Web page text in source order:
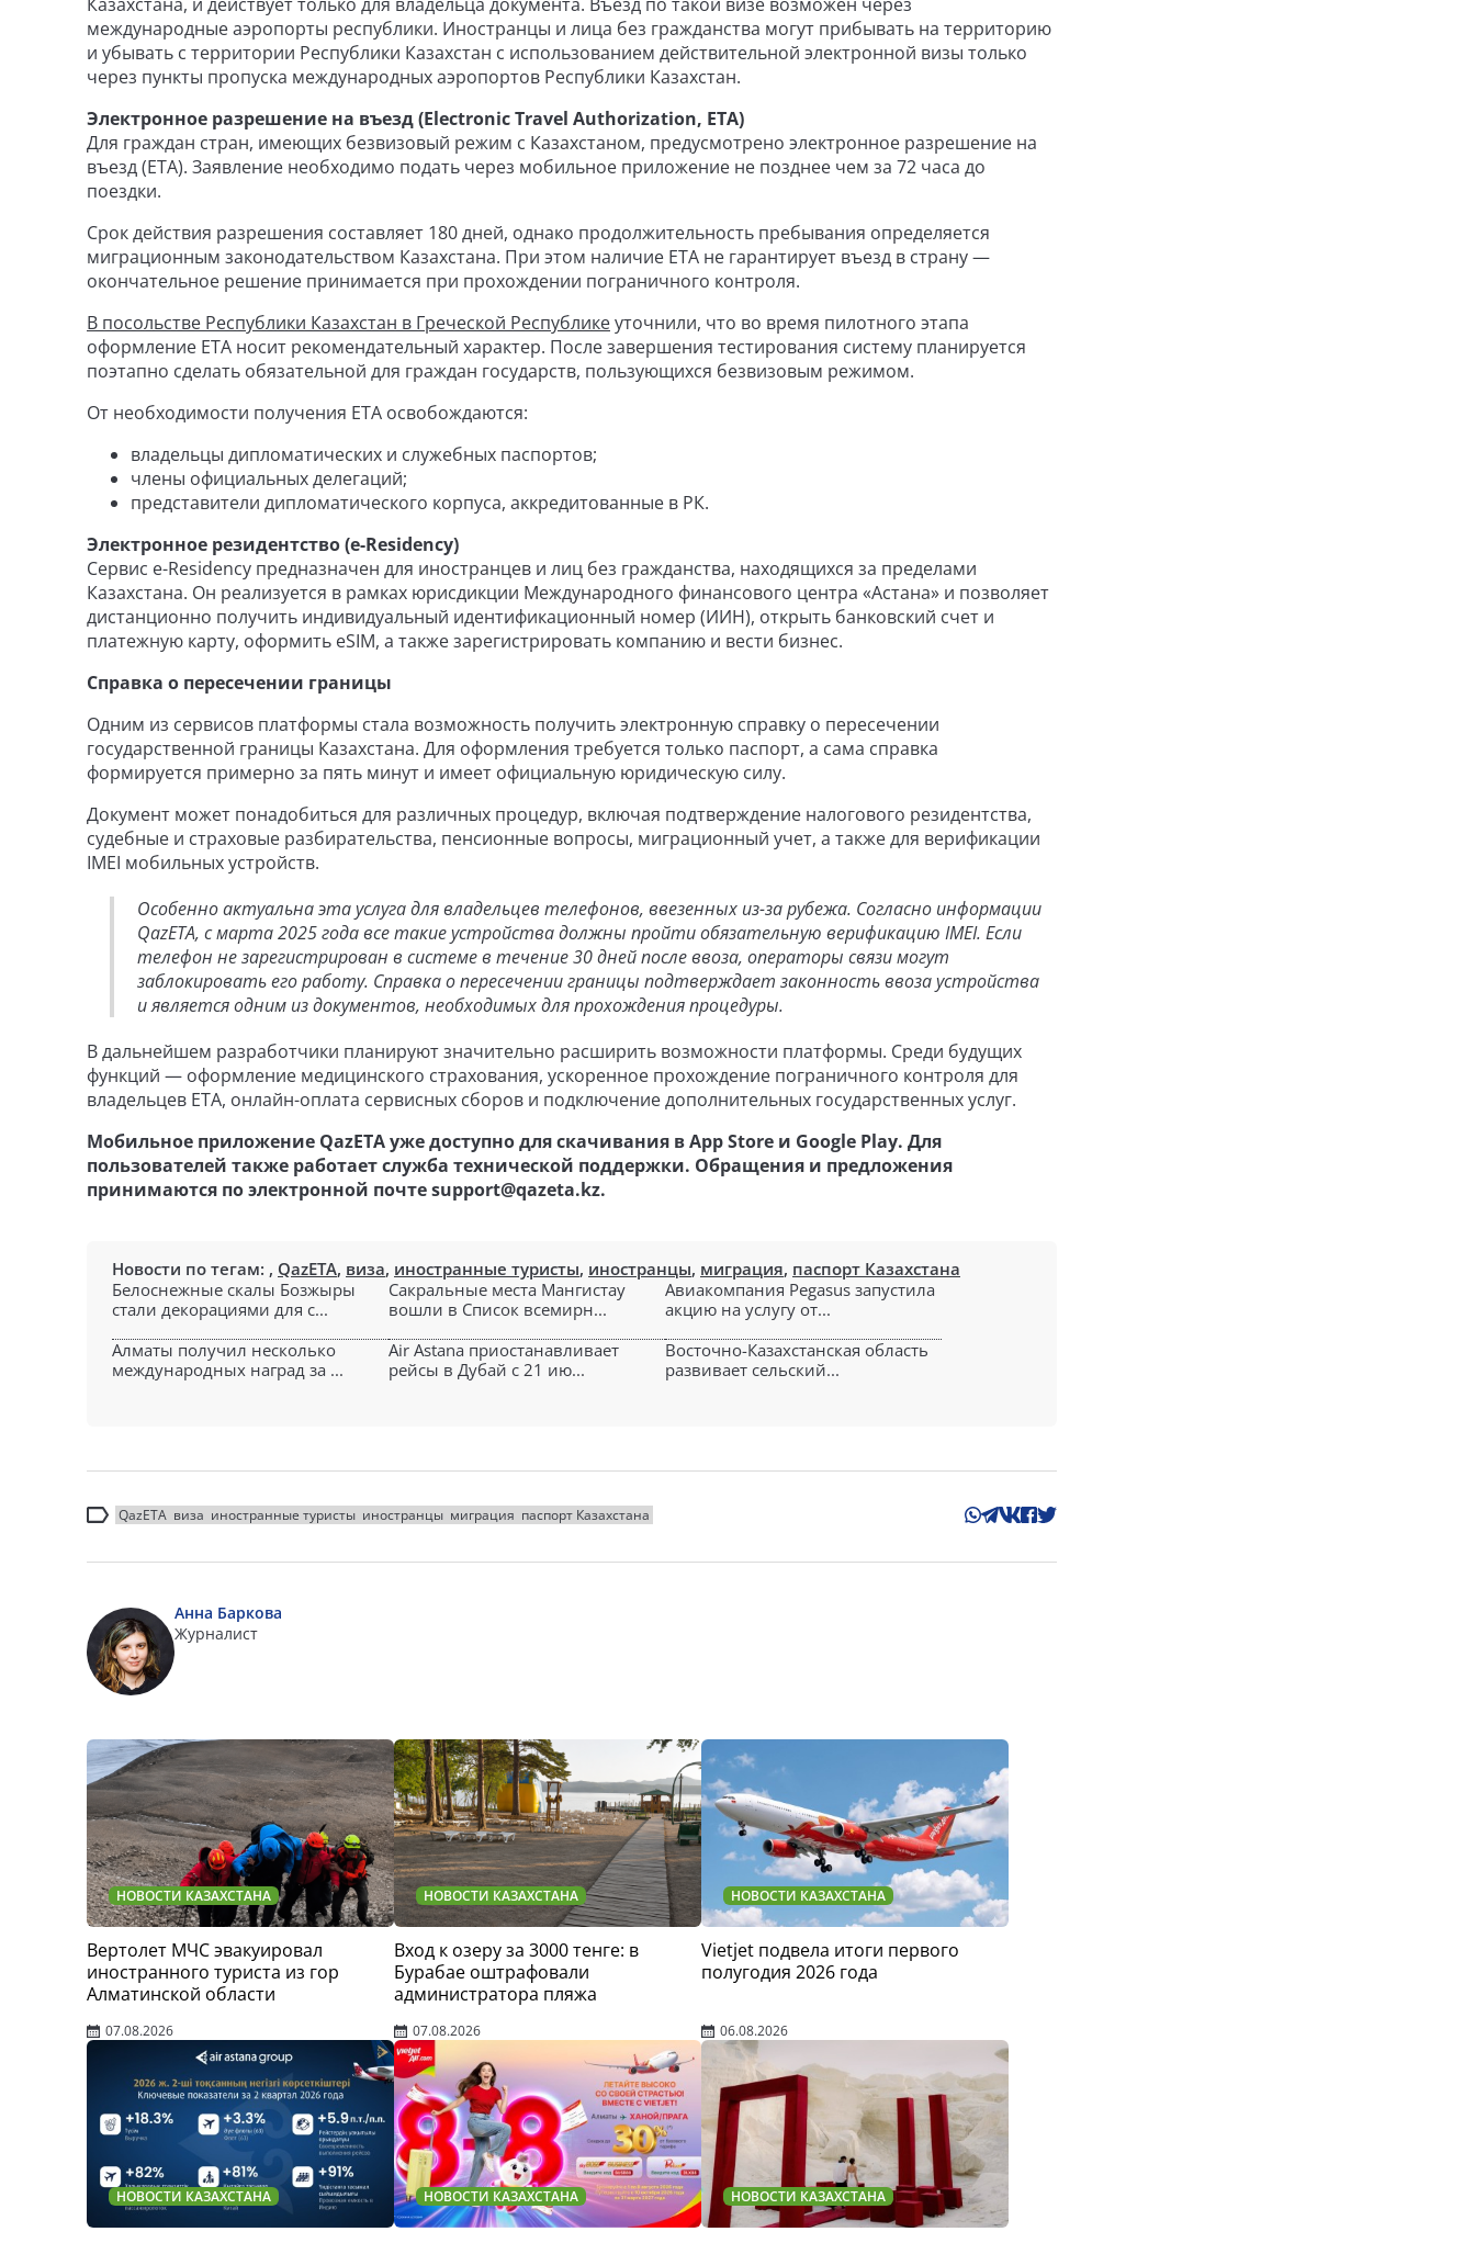
международные аэропорты республики. Иностранцы и лица без гражданства могут прибывать на территорию
и убывать с территории Республики Казахстан с использованием действительной электронной визы только
через пункты пропуска международных аэропортов Республики Казахстан.
Электронное разрешение на въезд (Electronic Travel Authorization, ETA)
Для граждан стран, имеющих безвизовый режим с Казахстаном, предусмотрено электронное разрешение на
въезд (ETA). Заявление необходимо подать через мобильное приложение не позднее чем за 72 часа до
поездки.
Срок действия разрешения составляет 180 дней, однако продолжительность пребывания определяется
миграционным законодательством Казахстана. При этом наличие ETA не гарантирует въезд в страну —
окончательное решение принимается при прохождении пограничного контроля.
В посольстве Республики Казахстан в Греческой Республикеуточнили, что во время пилотного этапа
оформление ETA носит рекомендательный характер. После завершения тестирования систему планируется
поэтапно сделать обязательной для граждан государств, пользующихся безвизовым режимом.
От необходимости получения ETA освобождаются:
владельцы дипломатических и служебных паспортов;
члены официальных делегаций;
представители дипломатического корпуса, аккредитованные в РК.
Электронное резидентство (e-Residency)
Сервис e-Residency предназначен для иностранцев и лиц без гражданства, находящихся за пределами
Казахстана. Он реализуется в рамках юрисдикции Международного финансового центра «Астана» и позволяет
дистанционно получить индивидуальный идентификационный номер (ИИН), открыть банковский счет и
платежную карту, оформить eSIM, а также зарегистрировать компанию и вести бизнес.
Справка о пересечении границы
Одним из сервисов платформы стала возможность получить электронную справку о пересечении
государственной границы Казахстана. Для оформления требуется только паспорт, а сама справка
формируется примерно за пять минут и имеет официальную юридическую силу.
Документ может понадобиться для различных процедур, включая подтверждение налогового резидентства,
судебные и страховые разбирательства, пенсионные вопросы, миграционный учет, а также для верификации
IMEI мобильных устройств.
Особенно актуальна эта услуга для владельцев телефонов, ввезенных из-за рубежа. Согласно информации
QazETA, с марта 2025 года все такие устройства должны пройти обязательную верификацию IMEI. Если
телефон не зарегистрирован в системе в течение 30 дней после ввоза, операторы связи могут
заблокировать его работу. Справка о пересечении границы подтверждает законность ввоза устройства
и является одним из документов, необходимых для прохождения процедуры.
В дальнейшем разработчики планируют значительно расширить возможности платформы. Среди будущих
функций — оформление медицинского страхования, ускоренное прохождение пограничного контроля для
владельцев ETA, онлайн-оплата сервисных сборов и подключение дополнительных государственных услуг.
Мобильное приложение QazETA уже доступно для скачивания в App Store и Google Play. Для
пользователей также работает служба технической поддержки. Обращения и предложения
принимаются по электронной почте support@qazeta.kz.
Новости по тегам: , QazETA, виза, иностранные туристы, иностранцы, миграция, паспорт Казахстана
Белоснежные скалы Бозжыры
стали декорациями для с...
Сакральные места Мангистау
вошли в Список всемирн...
Авиакомпания Pegasus запустила
акцию на услугу от...
Алматы получил несколько
международных наград за ...
Air Astana приостанавливает
рейсы в Дубай с 21 ию...
Восточно-Казахстанская область
развивает сельский...
QazETA виза иностранные туристы иностранцы миграция паспорт Казахстана
Анна Баркова
Журналист
НОВОСТИ КАЗАХСТАНА
Вертолет МЧС эвакуировал
иностранного туриста из гор
Алматинской области
07.08.2026
НОВОСТИ КАЗАХСТАНА
Вход к озеру за 3000 тенге: в
Бурабае оштрафовали
администратора пляжа
07.08.2026
НОВОСТИ КАЗАХСТАНА
Vietjet подвела итоги первого
полугодия 2026 года
06.08.2026
НОВОСТИ КАЗАХСТАНА НОВОСТИ КАЗАХСТАНА НОВОСТИ КАЗАХСТАНА